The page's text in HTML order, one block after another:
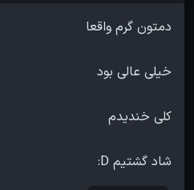
شاد گشتیم D: